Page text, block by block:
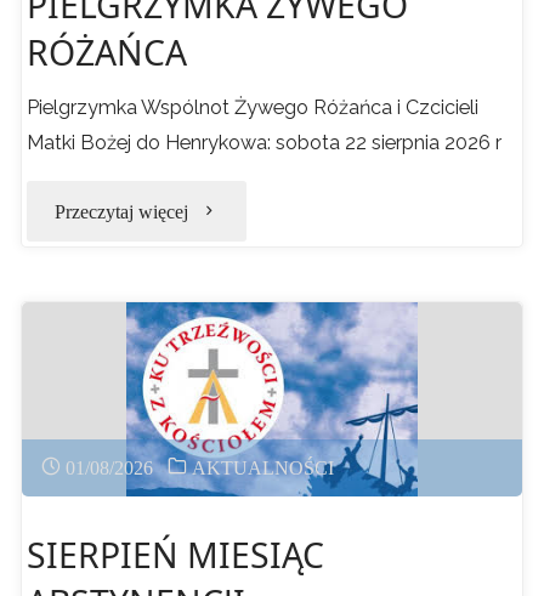
RÓŻAŃCA
Pielgrzymka Wspólnot Żywego Różańca i Czcicieli
Matki Bożej do Henrykowa: sobota 22 sierpnia 2026 r
Przeczytaj więcej "PIELGRZYMKA
RÓŻAŃCA"
01/08/2026 AKTUALNOŚCI
SIERPIEŃ MIESIĄC